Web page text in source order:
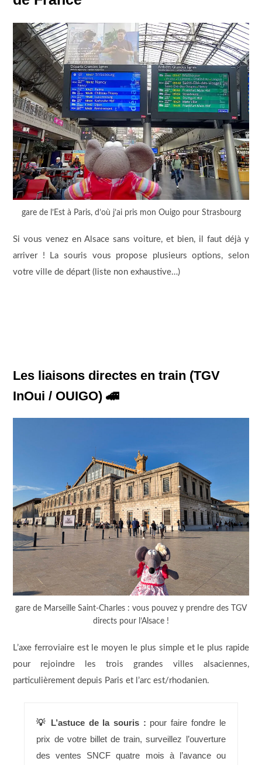
gare de l’Est à Paris, d’où j’ai pris mon Ouigo pour Strasbourg
Si vous venez en Alsace sans voiture, et bien, il faut déjà y
arriver ! La souris vous propose plusieurs options, selon
votre ville de départ (liste non exhaustive…)
Les liaisons directes en train (TGV
InOui / OUIGO) 🚄
gare de Marseille Saint-Charles : vous pouvez y prendre des TGV
directs pour l’Alsace !
L’axe ferroviaire est le moyen le plus simple et le plus rapide
pour rejoindre les trois grandes villes alsaciennes,
particulièrement depuis Paris et l’arc est/rhodanien.
💡 L’astuce de la souris : pour faire fondre le
prix de votre billet de train, surveillez l’ouverture
des ventes SNCF quatre mois à l’avance ou